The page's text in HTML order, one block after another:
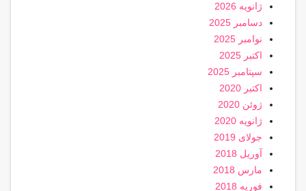
ژانویه 2026
دسامبر 2025
نوامبر 2025
اکتبر 2025
سپتامبر 2025
اکتبر 2020
ژوئن 2020
ژانویه 2020
جولای 2019
آوریل 2018
مارس 2018
فوریه 2018